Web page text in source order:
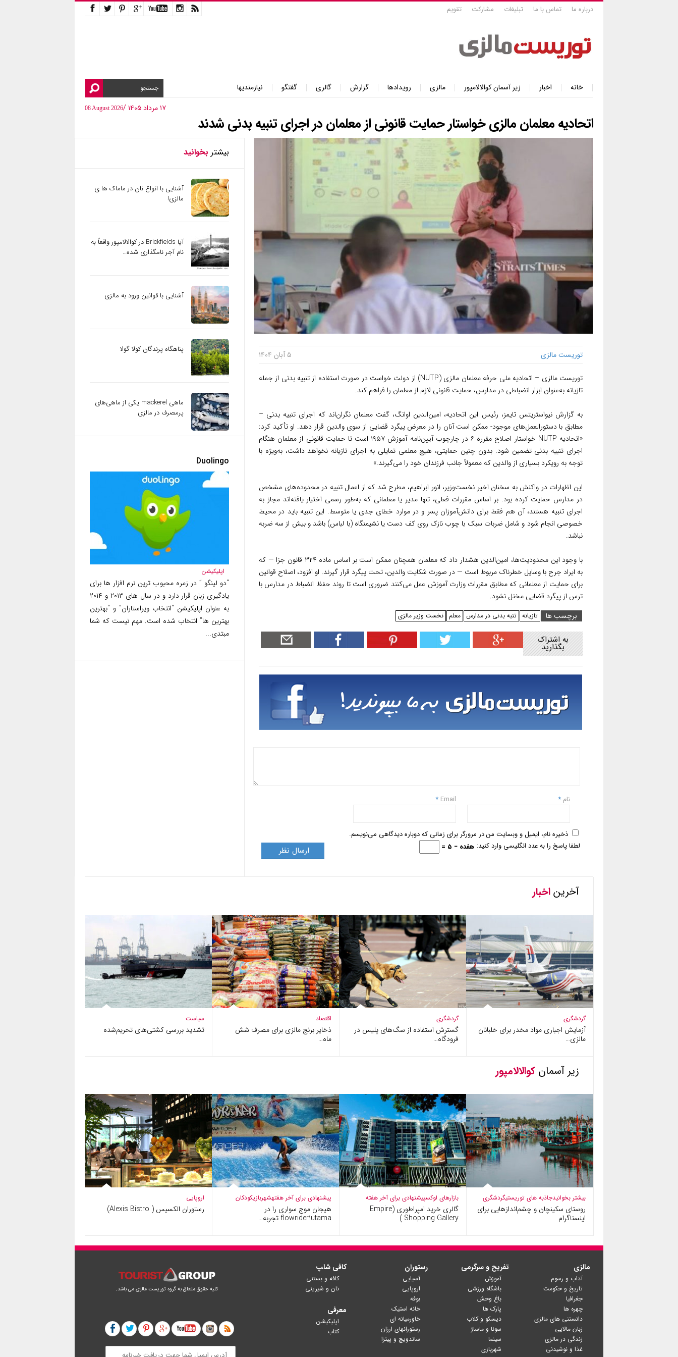
درباره ما تماس با ما تبلیغات مشارکت تقویم
خانه اخبار زیر آسمان کوالالامپور مالزی رویدادها گزارش گالری گفتگو
نیازمندیها
۱۷ مرداد ۱۴۰۵ /
08 August 2026
اتحادیه معلمان مالزی خواستار حمایت قانونی از معلمان در اجرای تنبیه بدنی شدند
توریست مالزی ۵ آبان ۱۴۰۴
توریست مالزی – اتحادیه ملی حرفه معلمان مالزی (NUTP) از دولت خواست در صورت استفاده از تنبیه بدنی از جمله
تازیانه به‌عنوان ابزار انضباطی در مدارس، حمایت قانونی لازم از معلمان را فراهم کند.
به گزارش نیواستریتس تایمز، رئیس این اتحادیه، امین‌الدین اوانگ، گفت معلمان نگران‌اند که اجرای تنبیه بدنی –
مطابق با دستورالعمل‌های موجود- ممکن است آنان را در معرض پیگرد قضایی از سوی والدین قرار دهد. او تأکید کرد:
«اتحادیه NUTP خواستار اصلاح مقرره ۶ در چارچوب آیین‌نامه آموزش ۱۹۵۷ است تا حمایت قانونی از معلمان هنگام
اجرای تنبیه بدنی تضمین شود. بدون چنین حمایتی، هیچ معلمی تمایلی به اجرای تازیانه نخواهد داشت، به‌ویژه با
توجه به رویکرد بسیاری از والدین که معمولاً جانب فرزندان خود را می‌گیرند.»
این اظهارات در واکنش به سخنان اخیر نخست‌وزیر، انور ابراهیم، مطرح شد که از اعمال تنبیه در محدوده‌های مشخص
در مدارس حمایت کرده بود. بر اساس مقررات فعلی، تنها مدیر یا معلمانی که به‌طور رسمی اختیار یافته‌اند مجاز به
اجرای تنبیه هستند، آن هم فقط برای دانش‌آموزان پسر و در موارد خطای جدی یا متوسط. این تنبیه باید در محیط
خصوصی انجام شود و شامل ضربات سبک با چوب نازک روی کف دست یا نشیمنگاه (با لباس) باشد و بیش از سه ضربه
نباشد.
با وجود این محدودیت‌ها، امین‌الدین هشدار داد که معلمان همچنان ممکن است بر اساس ماده ۳۲۴ قانون جزا — که
به ایراد جرح با وسایل خطرناک مربوط است — در صورت شکایت والدین، تحت پیگرد قرار گیرند. او افزود، اصلاح قوانین
برای حمایت از معلمانی که مطابق مقررات وزارت آموزش عمل می‌کنند ضروری است تا روند حفظ انضباط در مدارس با
ترس از پیگرد قضایی مختل نشود.
برچسب ها
تازیانه تنبه بدنی در مدارس معلم نخست وزیر مالزی
به اشتراک
بگذارید
نام *
Email
*
ذخیره نام، ایمیل و وبسایت من در مرورگر برای زمانی که دوباره دیدگاهی می‌نویسم.
لطفا پاسخ را به عدد انگلیسی وارد کنید: هفده − 5 =
بیشتر بخوانید
آشنایی با انواع نان در ماماک ها ی
مالزی!
آیا Brickfields در کوالالامپور واقعاً به
نام آجر نامگذاری شده…
آشنایی با قوانین ورود به مالزی
پناهگاه پرندگان کولا گولا
ماهی mackerel یکی از ماهی‌های
پرمصرف در مالزی
Duolingo
اپلیکیشن
“دو لینگو ” در زمره محبوب ترین نرم افزار ها برای
یادگیری زبان قرار دارد و در سال های ۲۰۱۳ و ۲۰۱۴
به عنوان اپلیکیشن “انتخاب ویراستاران” و “بهترین
بهترین ها” انتخاب شده است. مهم نیست که شما
مبتدی...
آخریناخبار
گردشگری
آزمایش اجباری مواد مخدر برای خلبانان
مالزی…
گردشگری
گسترش استفاده از سگ‌های پلیس در
فرودگاه…
اقتصاد
ذخایر برنج مالزی برای مصرف شش
ماه…
سیاست
تشدید بررسی کشتی‌های تحریم‌شده
زیر آسمان کوالالامپور
بیشتر بخوانیدجاذبه های توریستیگردشگری
روستای سکینچان و چشم‌اندازهایی برای
اینستاگرام
بازارهای لوکسپیشنهادی برای آخر هفته
گالری خرید امپراطوری (Empire
Shopping Gallery )
پیشنهادی برای آخر هفتهشهربازیکودکان
هیجان موج سواری را در
flowrider1utama تجربه…
اروپایی
رستوران الکسیس ( Alexis Bistro)
مالزی
آداب و رسوم
تاریخ و حکومت
جغرافیا
چهره ها
دانستنی های مالزی
زبان مالایی
زندگی در مالزی
غذا و نوشیدنی
تفریح و سرگرمی
آموزش
باشگاه ورزشی
باغ وحش
پارک ها
دیسکو و کلاب
سونا و ماساژ
سینما
شهربازی
رستوران
آسیایی
اروپایی
بوفه
خانه استیک
خاورمیانه ای
رستورانهای ارزان
ساندویچ و پیتزا
کافی شا‍پ
کافه و بستنی
نان و شیرینی
معرفی
اپلیکیشن
کتاب
کلیه حقوق متعلق به گروه توریست مالزی می باشد.